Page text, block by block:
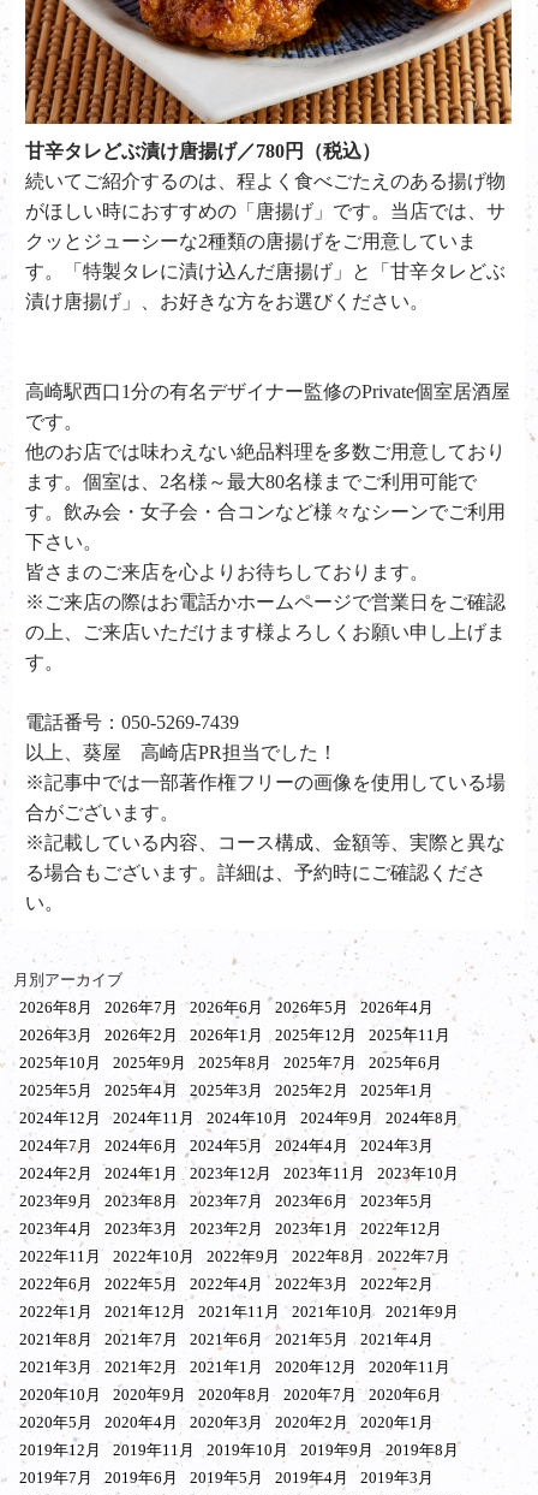
甘辛タレどぶ漬け唐揚げ／780円（税込）
続いてご紹介するのは、程よく食べごたえのある揚げ物
がほしい時におすすめの「 唐揚げ 」です。当店では、サ
クッとジューシーな2種類の唐揚げをご用意していま
す。「特製タレに漬け込んだ唐揚げ 」と「甘辛タレどぶ
漬け唐揚げ 」、お好きな方をお選びください。
高崎駅西口1分の有名デザイナー監修のPrivate個室居酒屋
です。
他のお店では味わえない絶品料理を多数ご用意しており
ます。個室は、2名様～最大80名様までご利用可能で
す。飲み会・女子会・合コンなど様々なシーンでご利用
下さい。
皆さまのご来店を心よりお待ちしております。
※ご来店の際はお電話かホームページで営業日をご確認
の上、ご来店いただけます様よろしくお願い申し上げま
す。
電話番号：050-5269-7439
以上、葵屋 高崎店PR担当でした！
※記事中では一部著作権フリーの画像を使用している場
合がございます。
※記載している内容、コース構成、金額等、実際と異な
る場合もございます。詳細は、予約時にご確認くださ
い。
月別アーカイブ
2026年8月
2026年7月 2026年6月 2026年5月
2026年4月
2026年3月
2026年2月 2026年1月 2025年12月
2025年11月
2025年10月
2025年9月 2025年8月 2025年7月
2025年6月
2025年5月
2025年4月 2025年3月 2025年2月
2025年1月
2024年12月
2024年11月 2024年10月 2024年9月
2024年8月
2024年7月
2024年6月 2024年5月 2024年4月
2024年3月
2024年2月
2024年1月 2023年12月 2023年11月
2023年10月
2023年9月
2023年8月 2023年7月 2023年6月
2023年5月
2023年4月
2023年3月 2023年2月 2023年1月
2022年12月
2022年11月
2022年10月 2022年9月 2022年8月
2022年7月
2022年6月
2022年5月 2022年4月 2022年3月
2022年2月
2022年1月
2021年12月 2021年11月 2021年10月
2021年9月
2021年8月
2021年7月 2021年6月 2021年5月
2021年4月
2021年3月
2021年2月 2021年1月 2020年12月
2020年11月
2020年10月
2020年9月 2020年8月 2020年7月
2020年6月
2020年5月
2020年4月 2020年3月 2020年2月
2020年1月
2019年12月
2019年11月 2019年10月 2019年9月
2019年8月
2019年7月
2019年6月 2019年5月 2019年4月
2019年3月